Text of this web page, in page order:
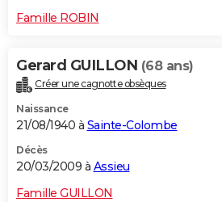
Famille ROBIN
Gerard GUILLON (68 ans)
Créer une cagnotte obsèques
Naissance
21/08/1940 à Sainte-Colombe
Décès
20/03/2009 à Assieu
Famille GUILLON